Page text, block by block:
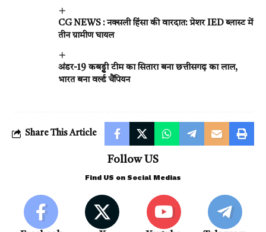
CG NEWS : नक्सली हिंसा की वारदात: प्रेशर IED ब्लास्ट में
तीन ग्रामीण घायल
अंडर-19 कबड्डी टीम का सितारा बना छत्तीसगढ़ का लाल,
भारत बना वर्ल्ड चैंपियन
Share This Article
Follow US
Find US on Social Medias